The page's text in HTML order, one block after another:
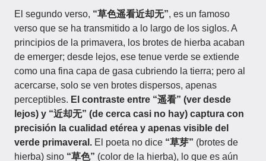
El segundo verso, “草色遥看近却无”, es un famoso
verso que se ha transmitido a lo largo de los siglos. A
principios de la primavera, los brotes de hierba acaban
de emerger; desde lejos, ese tenue verde se extiende
como una fina capa de gasa cubriendo la tierra; pero al
acercarse, solo se ven brotes dispersos, apenas
perceptibles. El contraste entre “遥看” (ver desde
lejos) y “近却无” (de cerca casi no hay) captura con
precisión la cualidad etérea y apenas visible del
verde primaveral. El poeta no dice “草芽” (brotes de
hierba) sino “草色” (color de la hierba), lo que es aún